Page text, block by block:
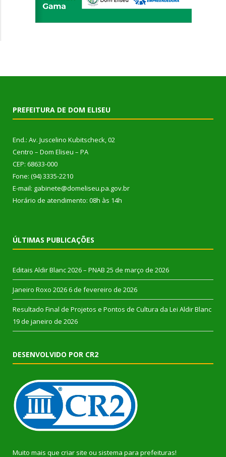
PREFEITURA DE DOM ELISEU
End.: Av. Juscelino Kubitscheck, 02
Centro – Dom Eliseu – PA
CEP: 68633-000
Fone: (94) 3335-2210
E-mail: gabinete@domeliseu.pa.gov.br
Horário de atendimento: 08h às 14h
ÚLTIMAS PUBLICAÇÕES
Editais Aldir Blanc 2026 – PNAB 25 de março de 2026
Janeiro Roxo 2026 6 de fevereiro de 2026
Resultado Final de Projetos e Pontos de Cultura da Lei Aldir Blanc
19 de janeiro de 2026
DESENVOLVIDO POR CR2
Muito mais que criar site ou sistema para prefeituras!